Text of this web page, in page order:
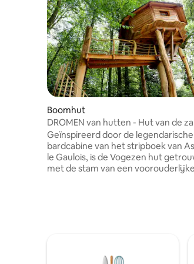
Boomhut
DROMEN van hutten - Hut van de
Geïnspireerd door de legendarische
bardcabine van het stripboek van
le Gaulois, is de Vogezen hut
met de stam van een
via een wenteltrap. De hut is
hooggelegen terras stelt je in staat